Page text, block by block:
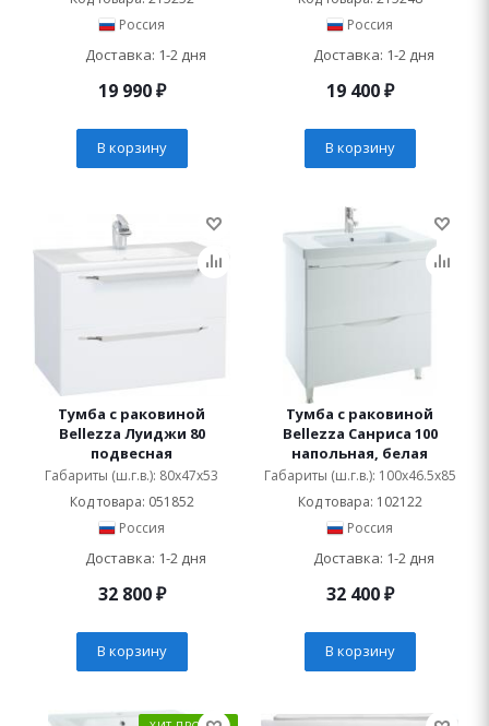
Россия
Доставка: 1-2 дня
19 990₽
В корзину
Россия
Доставка: 1-2 дня
19 400₽
В корзину
Тумба с раковиной
Bellezza Луиджи 80
подвесная
Габариты (ш.г.в.): 80x47x53
Код товара: 051852
Россия
Доставка: 1-2 дня
32 800₽
В корзину
Тумба с раковиной
Bellezza Санриса 100
напольная, белая
Габариты (ш.г.в.): 100x46.5x85
Код товара: 102122
Россия
Доставка: 1-2 дня
32 400₽
В корзину